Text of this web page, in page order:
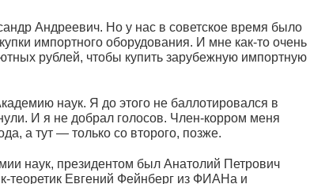
Андреевич. Но у нас в советское время было
импортного оборудования. И мне как-то очень
рублей, чтобы купить зарубежную импортную
наук. Я до этого не баллотировался в
И я не добрал голосов. Член-корром меня
а тут — только со второго, позже.
наук, президентом был Анатолий Петрович
теоретик Евгений Фейнберг из ФИАНа и